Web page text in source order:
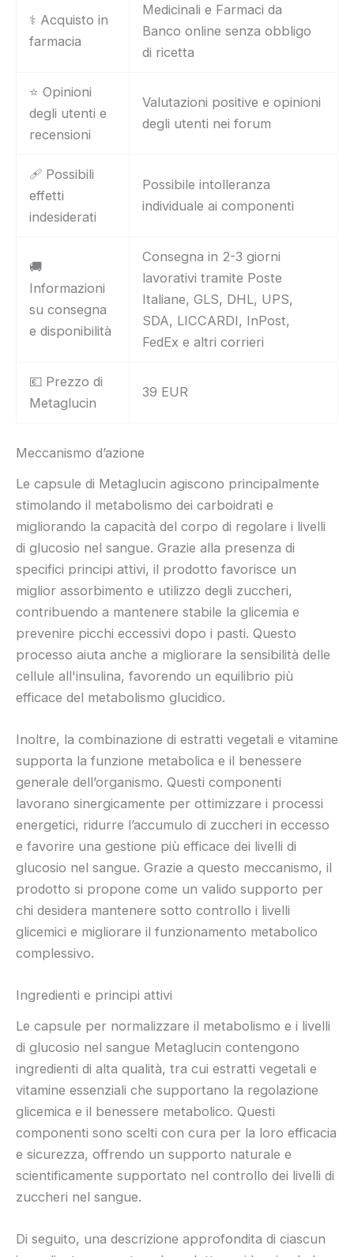
⚕️ Acquisto in
farmacia
Medicinali e Farmaci da
Banco online senza obbligo
di ricetta
⭐ Opinioni
degli utenti e
recensioni
Valutazioni positive e opinioni
degli utenti nei forum
🩹 Possibili
effetti
indesiderati
Possibile intolleranza
individuale ai componenti
🚚
Informazioni
su consegna
e disponibilità
Consegna in 2-3 giorni
lavorativi tramite Poste
Italiane, GLS, DHL, UPS,
SDA, LICCARDI, InPost,
FedEx e altri corrieri
💶 Prezzo di
Metaglucin
39 EUR
Meccanismo d’azione
Le capsule di Metaglucin agiscono principalmente
stimolando il metabolismo dei carboidrati e
migliorando la capacità del corpo di regolare i livelli
di glucosio nel sangue. Grazie alla presenza di
specifici principi attivi, il prodotto favorisce un
miglior assorbimento e utilizzo degli zuccheri,
contribuendo a mantenere stabile la glicemia e
prevenire picchi eccessivi dopo i pasti. Questo
processo aiuta anche a migliorare la sensibilità delle
cellule all'insulina, favorendo un equilibrio più
efficace del metabolismo glucidico.
Inoltre, la combinazione di estratti vegetali e vitamine
supporta la funzione metabolica e il benessere
generale dell’organismo. Questi componenti
lavorano sinergicamente per ottimizzare i processi
energetici, ridurre l’accumulo di zuccheri in eccesso
e favorire una gestione più efficace dei livelli di
glucosio nel sangue. Grazie a questo meccanismo, il
prodotto si propone come un valido supporto per
chi desidera mantenere sotto controllo i livelli
glicemici e migliorare il funzionamento metabolico
complessivo.
Ingredienti e principi attivi
Le capsule per normalizzare il metabolismo e i livelli
di glucosio nel sangue Metaglucin contengono
ingredienti di alta qualità, tra cui estratti vegetali e
vitamine essenziali che supportano la regolazione
glicemica e il benessere metabolico. Questi
componenti sono scelti con cura per la loro efficacia
e sicurezza, offrendo un supporto naturale e
scientificamente supportato nel controllo dei livelli di
zuccheri nel sangue.
Di seguito, una descrizione approfondita di ciascun